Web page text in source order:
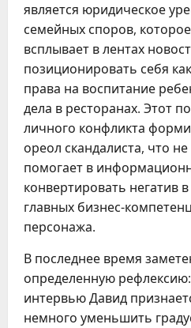
является юридическое
семейных споров,
всплывает в лентах
позиционировать себя
права на воспитание
дела в ресторанах. Этот
личного конфликта
ореол скандалиста, что
помогает в
конвертировать негатив
главных бизнес-
персонажа.
В последнее время
определенную
интервью Давид
немного уменьшить